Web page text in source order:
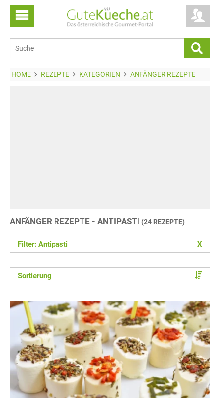
HOME REZEPTE KATEGORIEN ANFÄNGER REZEPTE
ANFÄNGER REZEPTE - ANTIPASTI (24 REZEPTE)
Filter: Antipasti X
Sortierung